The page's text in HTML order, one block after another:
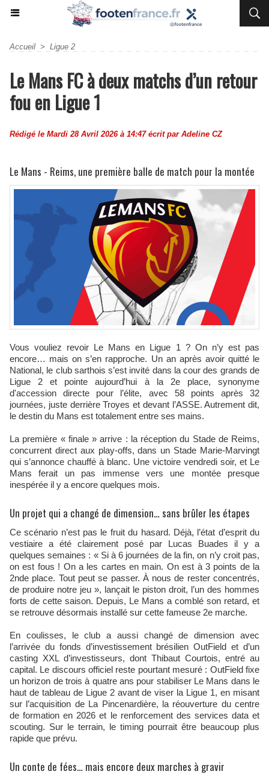
Accueil > Ligue 2
Le Mans FC à deux matchs d’un retour
fou en Ligue 1
Rédigé le Mardi 28 Avril 2026 à 14:47 écrit par Adeline CZ
Le Mans - Reims, une première balle de match pour la montée
Vous vouliez revoir Le Mans en Ligue 1 ? On n’y est pas
encore… mais on s’en rapproche. Un an après avoir quitté le
National, le club sarthois s’est invité dans la cour des grands de
Ligue 2 et pointe aujourd’hui à la 2e place, synonyme
d'accession directe pour l’élite, avec 58 points après 32
journées, juste derrière Troyes et devant l’ASSE. Autrement dit,
le destin du Mans est totalement entre ses mains.
La première « finale » arrive : la réception du Stade de Reims,
concurrent direct aux play-offs, dans un Stade Marie-Marvingt
qui s’annonce chauffé à blanc. Une victoire vendredi soir, et Le
Mans ferait un pas immense vers une montée presque
inespérée il y a encore quelques mois.
Un projet qui a changé de dimension… sans brûler les étapes
Ce scénario n’est pas le fruit du hasard. Déjà, l’état d’esprit du
vestiaire a été clairement posé par Lucas Buades il y a
quelques semaines : « Si à 6 journées de la fin, on n’y croit pas,
on est fous ! On a les cartes en main. On est à 3 points de la
2nde place. Tout peut se passer. À nous de rester concentrés,
de produire notre jeu », lançait le piston droit, l’un des hommes
forts de cette saison. Depuis, Le Mans a comblé son retard, et
se retrouve désormais installé sur cette fameuse 2e marche.
En coulisses, le club a aussi changé de dimension avec
l’arrivée du fonds d’investissement brésilien OutField et d’un
casting XXL d’investisseurs, dont Thibaut Courtois, entré au
capital. Le discours officiel reste pourtant mesuré : OutField fixe
un horizon de trois à quatre ans pour stabiliser Le Mans dans le
haut de tableau de Ligue 2 avant de viser la Ligue 1, en misant
sur l’acquisition de La Pincenardière, la réouverture du centre
de formation en 2026 et le renforcement des services data et
scouting. Sur le terrain, le timing pourrait être beaucoup plus
rapide que prévu.
Un conte de fées… mais encore deux marches à gravir